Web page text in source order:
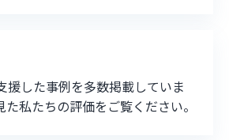
援した事例を多数掲載していま
私たちの評価をご覧ください。